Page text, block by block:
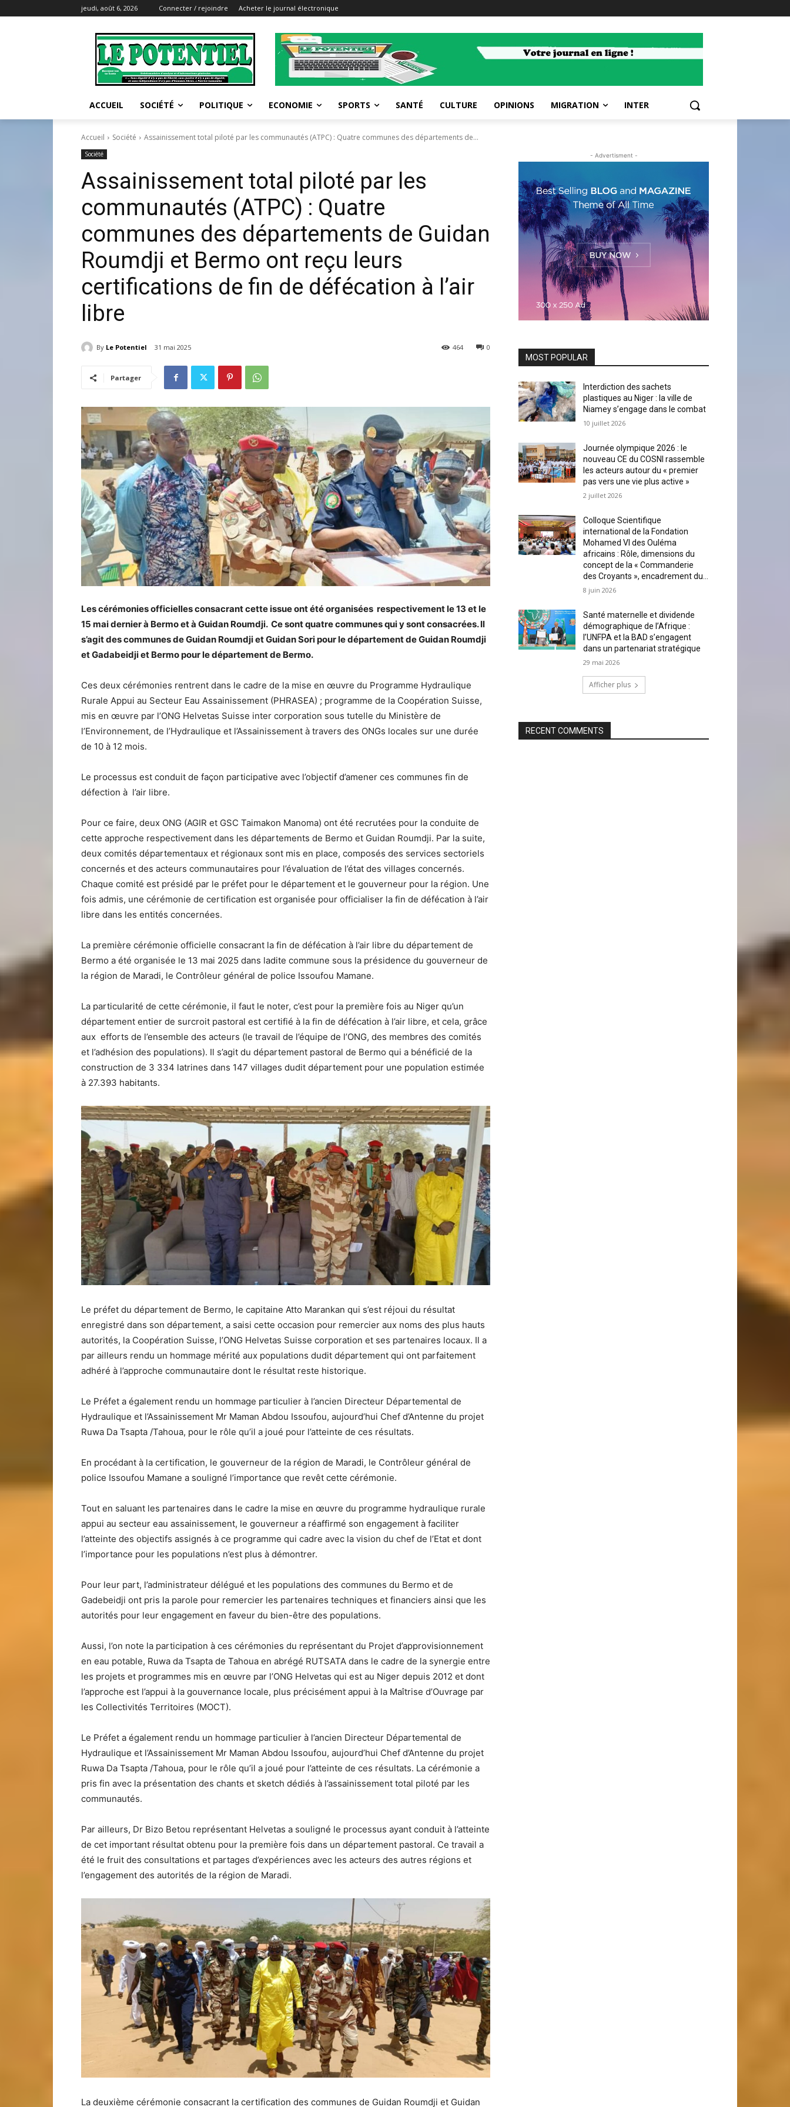
jeudi, août 6, 2026 Connecter / rejoindre Acheter le journal électronique
ACCUEIL SOCIÉTÉ POLITIQUE ECONOMIE SPORTS SANTÉ CULTURE OPINIONS MIGRATION INTER
Accueil Société Assainissement total piloté par les communautés (ATPC) : Quatre communes des départements de...
Société
Assainissement total piloté par les
communautés (ATPC) : Quatre
communes des départements de Guidan
Roumdji et Bermo ont reçu leurs
certifications de fin de défécation à l’air
libre
By Le Potentiel 31 mai 2025 0
464
Partager
Les cérémonies officielles consacrant cette issue ont été organisées respectivement le 13 et le
15 mai dernier à Bermo et à Guidan Roumdji. Ce sont quatre communes qui y sont consacrées. Il
s’agit des communes de Guidan Roumdji et Guidan Sori pour le département de Guidan Roumdji
et Gadabeidji et Bermo pour le département de Bermo.
Ces deux cérémonies rentrent dans le cadre de la mise en œuvre du Programme Hydraulique
Rurale Appui au Secteur Eau Assainissement (PHRASEA) ; programme de la Coopération Suisse,
mis en œuvre par l’ONG Helvetas Suisse inter corporation sous tutelle du Ministère de
l’Environnement, de l’Hydraulique et l’Assainissement à travers des ONGs locales sur une durée
de 10 à 12 mois.
Le processus est conduit de façon participative avec l’objectif d’amener ces communes fin de
défection à l’air libre.
Pour ce faire, deux ONG (AGIR et GSC Taimakon Manoma) ont été recrutées pour la conduite de
cette approche respectivement dans les départements de Bermo et Guidan Roumdji. Par la suite,
deux comités départementaux et régionaux sont mis en place, composés des services sectoriels
concernés et des acteurs communautaires pour l’évaluation de l’état des villages concernés.
Chaque comité est présidé par le préfet pour le département et le gouverneur pour la région. Une
fois admis, une cérémonie de certification est organisée pour officialiser la fin de défécation à l’air
libre dans les entités concernées.
La première cérémonie officielle consacrant la fin de défécation à l’air libre du département de
Bermo a été organisée le 13 mai 2025 dans ladite commune sous la présidence du gouverneur de
la région de Maradi, le Contrôleur général de police Issoufou Mamane.
La particularité de cette cérémonie, il faut le noter, c’est pour la première fois au Niger qu’un
département entier de surcroit pastoral est certifié à la fin de défécation à l’air libre, et cela, grâce
aux efforts de l’ensemble des acteurs (le travail de l’équipe de l’ONG, des membres des comités
et l’adhésion des populations). Il s’agit du département pastoral de Bermo qui a bénéficié de la
construction de 3 334 latrines dans 147 villages dudit département pour une population estimée
à 27.393 habitants.
Le préfet du département de Bermo, le capitaine Atto Marankan qui s’est réjoui du résultat
enregistré dans son département, a saisi cette occasion pour remercier aux noms des plus hauts
autorités, la Coopération Suisse, l’ONG Helvetas Suisse corporation et ses partenaires locaux. Il a
par ailleurs rendu un hommage mérité aux populations dudit département qui ont parfaitement
adhéré à l’approche communautaire dont le résultat reste historique.
Le Préfet a également rendu un hommage particulier à l’ancien Directeur Départemental de
Hydraulique et l’Assainissement Mr Maman Abdou Issoufou, aujourd’hui Chef d’Antenne du projet
Ruwa Da Tsapta /Tahoua, pour le rôle qu’il a joué pour l’atteinte de ces résultats.
En procédant à la certification, le gouverneur de la région de Maradi, le Contrôleur général de
police Issoufou Mamane a souligné l’importance que revêt cette cérémonie.
Tout en saluant les partenaires dans le cadre la mise en œuvre du programme hydraulique rurale
appui au secteur eau assainissement, le gouverneur a réaffirmé son engagement à faciliter
l’atteinte des objectifs assignés à ce programme qui cadre avec la vision du chef de l’Etat et dont
l’importance pour les populations n’est plus à démontrer.
Pour leur part, l’administrateur délégué et les populations des communes du Bermo et de
Gadebeidji ont pris la parole pour remercier les partenaires techniques et financiers ainsi que les
autorités pour leur engagement en faveur du bien-être des populations.
Aussi, l’on note la participation à ces cérémonies du représentant du Projet d’approvisionnement
en eau potable, Ruwa da Tsapta de Tahoua en abrégé RUTSATA dans le cadre de la synergie entre
les projets et programmes mis en œuvre par l’ONG Helvetas qui est au Niger depuis 2012 et dont
l’approche est l’appui à la gouvernance locale, plus précisément appui à la Maîtrise d’Ouvrage par
les Collectivités Territoires (MOCT).
Le Préfet a également rendu un hommage particulier à l’ancien Directeur Départemental de
Hydraulique et l’Assainissement Mr Maman Abdou Issoufou, aujourd’hui Chef d’Antenne du projet
Ruwa Da Tsapta /Tahoua, pour le rôle qu’il a joué pour l’atteinte de ces résultats. La cérémonie a
pris fin avec la présentation des chants et sketch dédiés à l’assainissement total piloté par les
communautés.
Par ailleurs, Dr Bizo Betou représentant Helvetas a souligné le processus ayant conduit à l’atteinte
de cet important résultat obtenu pour la première fois dans un département pastoral. Ce travail a
été le fruit des consultations et partages d’expériences avec les acteurs des autres régions et
l’engagement des autorités de la région de Maradi.
La deuxième cérémonie consacrant la certification des communes de Guidan Roumdji et Guidan
- Advertisment -
MOST POPULAR
Interdiction des sachets
plastiques au Niger : la ville de
Niamey s’engage dans le combat
10 juillet 2026
Journée olympique 2026 : le
nouveau CE du COSNI rassemble
les acteurs autour du « premier
pas vers une vie plus active »
2 juillet 2026
Colloque Scientifique
international de la Fondation
Mohamed VI des Ouléma
africains : Rôle, dimensions du
concept de la « Commanderie
des Croyants », encadrement du...
8 juin 2026
Santé maternelle et dividende
démographique de l’Afrique :
l’UNFPA et la BAD s’engagent
dans un partenariat stratégique
29 mai 2026
Afficher plus
RECENT COMMENTS